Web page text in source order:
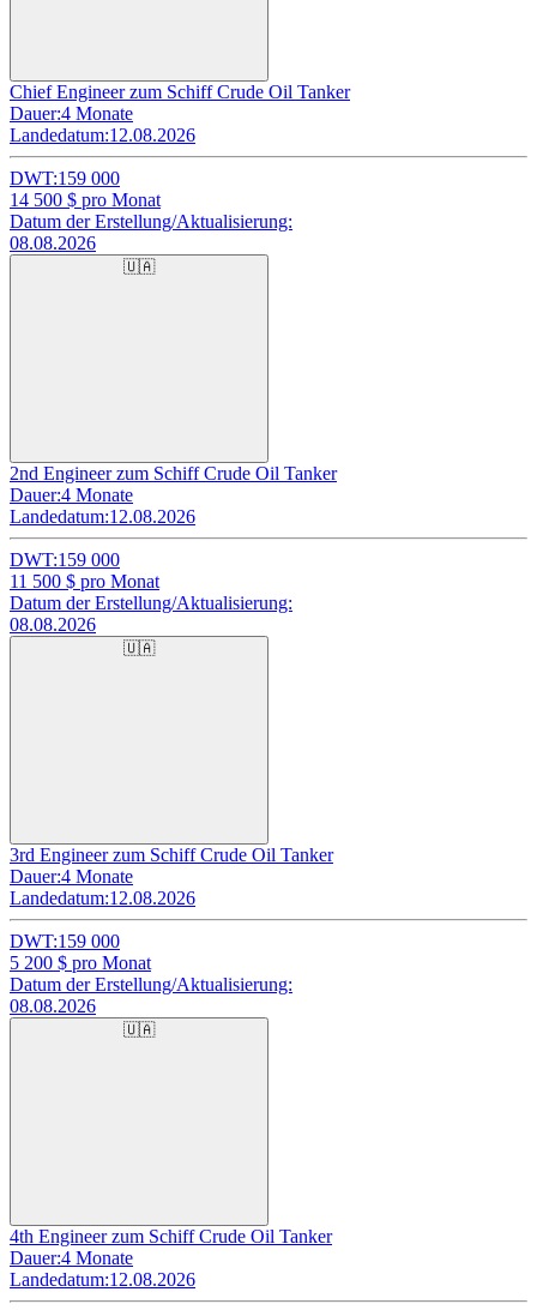
Chief Engineer zum Schiff Crude Oil Tanker
Dauer:4 Monate
Landedatum:12.08.2026
DWT:159 000
14 500 $ pro Monat
Datum der Erstellung/Aktualisierung:
08.08.2026
🇺🇦
2nd Engineer zum Schiff Crude Oil Tanker
Dauer:4 Monate
Landedatum:12.08.2026
DWT:159 000
11 500 $ pro Monat
Datum der Erstellung/Aktualisierung:
08.08.2026
🇺🇦
3rd Engineer zum Schiff Crude Oil Tanker
Dauer:4 Monate
Landedatum:12.08.2026
DWT:159 000
5 200 $ pro Monat
Datum der Erstellung/Aktualisierung:
08.08.2026
🇺🇦
4th Engineer zum Schiff Crude Oil Tanker
Dauer:4 Monate
Landedatum:12.08.2026